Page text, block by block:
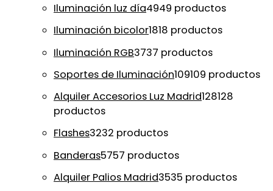
Iluminación luz día4949 productos
Iluminación bicolor1818 productos
Iluminación RGB3737 productos
Soportes de Iluminación109109 productos
Alquiler Accesorios Luz Madrid128128
productos
Flashes3232 productos
Banderas5757 productos
Alquiler Palios Madrid3535 productos